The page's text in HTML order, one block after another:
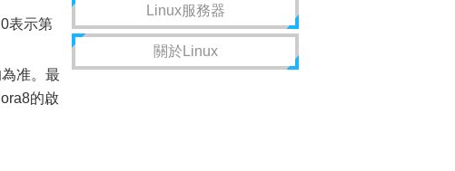
表示第
准。最
的啟
Linux服務器
關於Linux